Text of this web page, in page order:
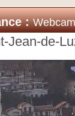
:
Jean-de-